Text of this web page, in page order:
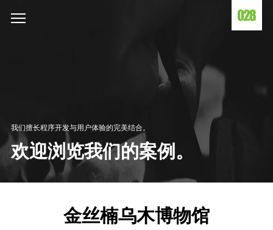
我们擅长程序开发与用户体验的完美结合。
欢迎浏览我们的案例。
金丝楠乌木博物馆